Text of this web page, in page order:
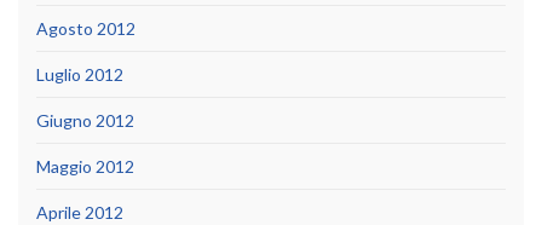
Agosto 2012
Luglio 2012
Giugno 2012
Maggio 2012
Aprile 2012